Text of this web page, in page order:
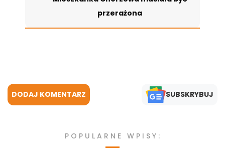
przerażona
DODAJ KOMENTARZ SUBSKRYBUJ
POPULARNE WPISY: